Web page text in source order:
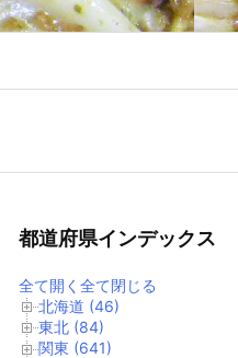
都道府県インデックス
全て開く 全て閉じる
北海道 (46)
東北 (84)
関東 (641)